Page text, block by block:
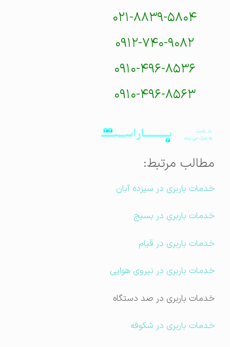
۰۲۱-۸۸۳۹-۵۸۰۴
۰۹۱۲-۷۴۰-۹۰۸۲
۰۹۱۰-۴۹۶-۸۵۳۶
۰۹۱۰-۴۹۶-۸۵۶۳
مطالب مرتبط:
خدمات باربری در سیزده آبان
خدمات باربری در بسیج
خدمات باربری در قیام
خدمات باربری در نیروی هوایی
خدمات باربری در صد دستگاه
خدمات باربری در شکوفه